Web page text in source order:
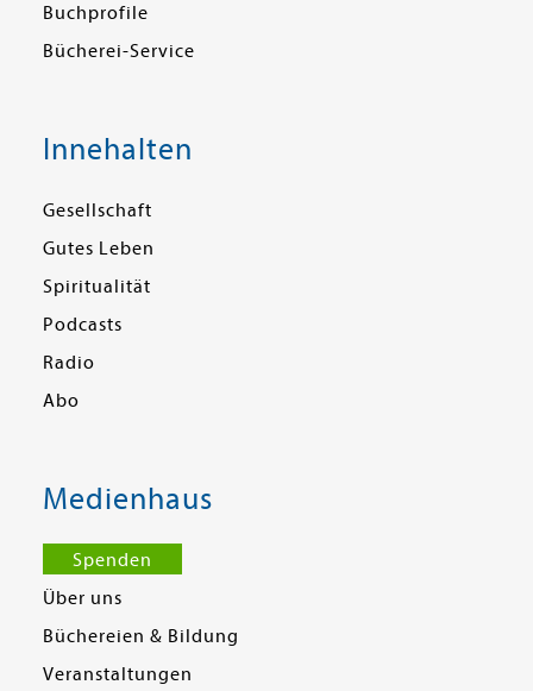
Buchprofile
Bücherei-Service
Innehalten
Gesellschaft
Gutes Leben
Spiritualität
Podcasts
Radio
Abo
Medienhaus
Spenden
Über uns
Büchereien & Bildung
Veranstaltungen